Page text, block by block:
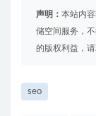
声明： 本站内
储空间服务，
的版权利益，
seo